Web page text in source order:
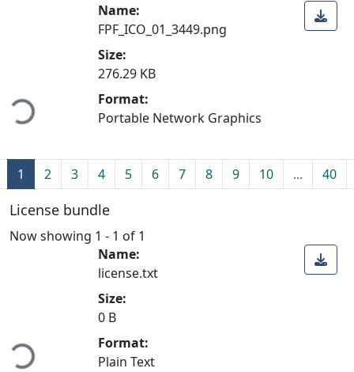
Loading...
Name:
FPF_ICO_01_3449.png
Size:
276.29 KB
Format:
Portable Network Graphics
1 2 3 4 5 6 7 8 9 10 ... 40
License bundle
Now showing 1 - 1 of 1
Loading...
Name:
license.txt
Size:
0 B
Format:
Plain Text